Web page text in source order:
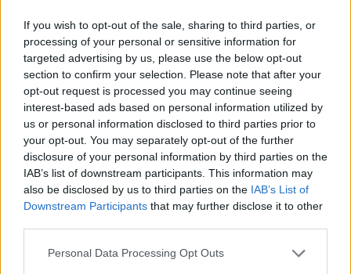
If you wish to opt-out of the sale, sharing to third parties, or
processing of your personal or sensitive information for
targeted advertising by us, please use the below opt-out
section to confirm your selection. Please note that after your
opt-out request is processed you may continue seeing
interest-based ads based on personal information utilized by
us or personal information disclosed to third parties prior to
your opt-out. You may separately opt-out of the further
disclosure of your personal information by third parties on the
IAB’s list of downstream participants. This information may
also be disclosed by us to third parties on the IAB’s List of
Downstream Participants that may further disclose it to other
Personal Data Processing Opt Outs
Sorgligt men bra vänner växer inte på träd så ni
kommer snart att ses igen hoppas jag.
kram
Svara
hannah
maj 31, 2012 kl. 15:07
man k a n känna den.
doften. genom Dig.
ögonvrån. jag är ensam här,